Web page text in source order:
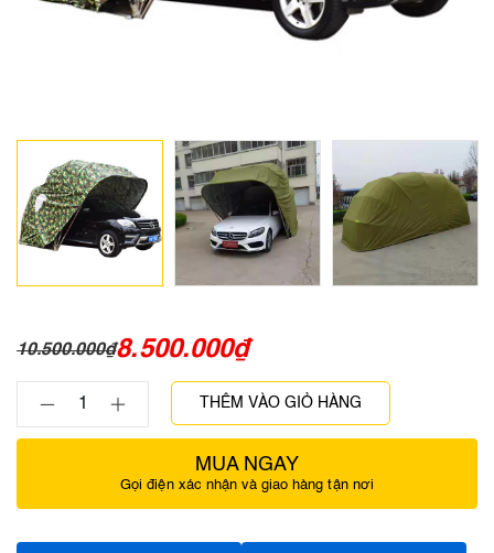
10.500.000₫8.500.000₫
THÊM VÀO GIỎ HÀNG
MUA NGAY
Gọi điện xác nhận và giao hàng tận nơi